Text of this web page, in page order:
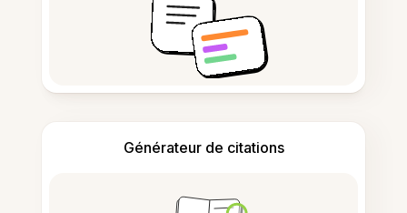
Générateur de citations